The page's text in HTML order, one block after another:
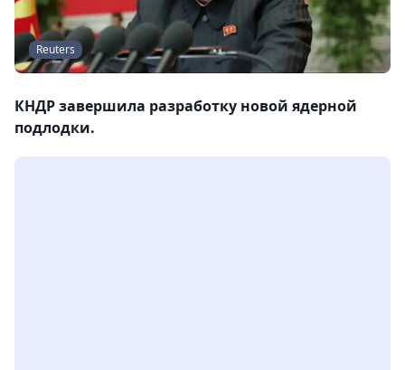
Reuters
КНДР завершила разработку новой ядерной
подлодки.